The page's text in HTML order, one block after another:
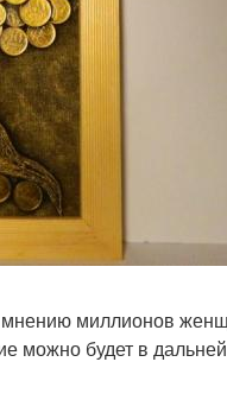
мнению миллионов
можно будет в